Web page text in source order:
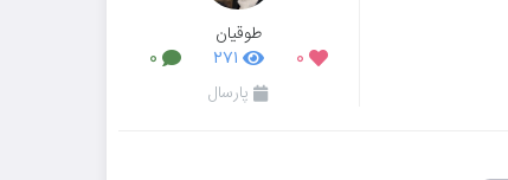
طوقیان
۰ ۲۷۱ ۰
پارسال